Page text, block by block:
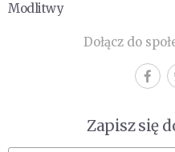
Modlitwy
Dołącz do
Zapisz się